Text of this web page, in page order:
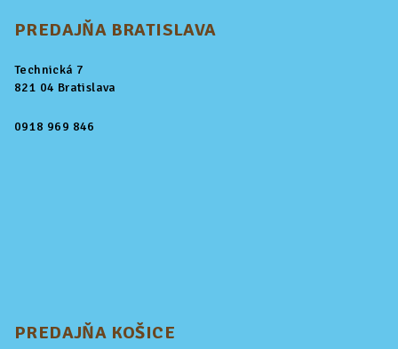
PREDAJŇA BRATISLAVA
Technická 7
821 04 Bratislava
0918 969 846
PREDAJŇA KOŠICE